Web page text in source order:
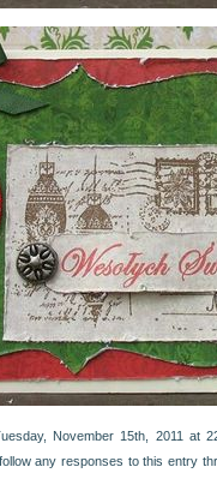
November 15th, 2011 at
any responses to this entry